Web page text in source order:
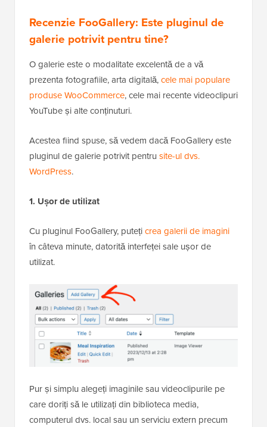
Recenzie FooGallery: Este pluginul de
galerie potrivit pentru tine?
O galerie este o modalitate excelentă de a vă
prezenta fotografiile, arta digitală,cele mai populare
produse WooCommerce, cele mai recente videoclipuri
YouTube și alte conținuturi.
Acestea fiind spuse, să vedem dacă FooGallery este
pluginul de galerie potrivit pentru site-ul dvs.
WordPress.
1. Ușor de utilizat
Cu pluginul FooGallery, putețicrea galerii de imagini
în câteva minute, datorită interfeței sale ușor de
utilizat.
Pur și simplu alegeți imaginile sau videoclipurile pe
care doriți să le utilizați din biblioteca media,
computerul dvs. local sau un serviciu extern precum